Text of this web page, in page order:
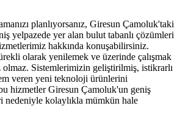
planlıyorsanız, Giresun Çamoluk'taki
yelpazede yer alan bulut tabanlı çözümleri
hakkında konuşabilirsiniz.
olarak yenilemek ve üzerinde çalışmak
olmaz. Sistemlerimizin geliştirilmiş, istikrarlı
veren yeni teknoloji ürünlerini
hizmetler Giresun Çamoluk'un geniş
nedeniyle kolaylıkla mümkün hale